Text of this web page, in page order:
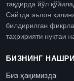
тақдирда йўл
Сайтда эълон
билдирилган
таҳририяти нуқтаи
БИЗНИНГ
Биз ҳақимизда